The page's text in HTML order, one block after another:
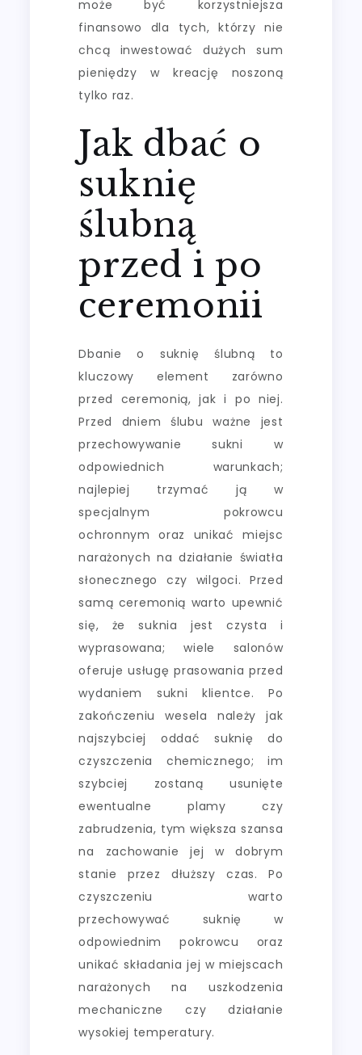
może być korzystniejsza
finansowo dla tych, którzy nie
chcą inwestować dużych sum
pieniędzy w kreację noszoną
tylko raz.
Jak dbać o
suknię
ślubną
przed i po
ceremonii
Dbanie o suknię ślubną to
kluczowy element zarówno
przed ceremonią, jak i po niej.
Przed dniem ślubu ważne jest
przechowywanie sukni w
odpowiednich warunkach;
najlepiej trzymać ją w
specjalnym pokrowcu
ochronnym oraz unikać miejsc
narażonych na działanie światła
słonecznego czy wilgoci. Przed
samą ceremonią warto upewnić
się, że suknia jest czysta i
wyprasowana; wiele salonów
oferuje usługę prasowania przed
wydaniem sukni klientce. Po
zakończeniu wesela należy jak
najszybciej oddać suknię do
czyszczenia chemicznego; im
szybciej zostaną usunięte
ewentualne plamy czy
zabrudzenia, tym większa szansa
na zachowanie jej w dobrym
stanie przez dłuższy czas. Po
czyszczeniu warto
przechowywać suknię w
odpowiednim pokrowcu oraz
unikać składania jej w miejscach
narażonych na uszkodzenia
mechaniczne czy działanie
wysokiej temperatury.